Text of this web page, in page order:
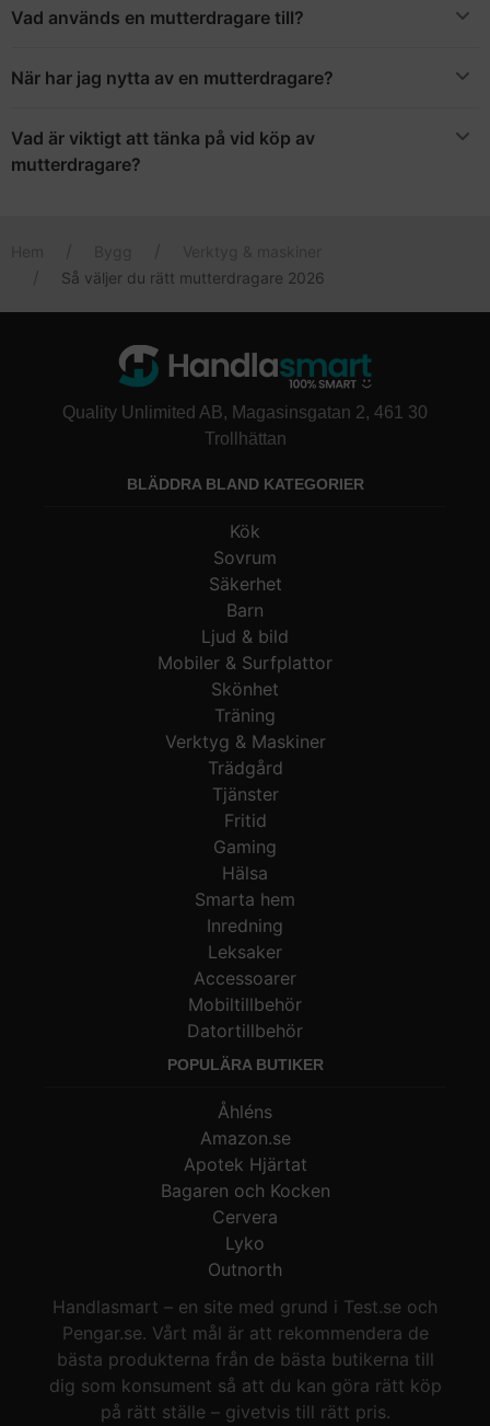
Vad används en mutterdragare till?
När har jag nytta av en mutterdragare?
sådana är vid däckbyte, cykelvård, monteringsarbeten och
byggen.
Vad är viktigt att tänka på vid köp av
mutterdragare?
Så väljer du rätt mutterdragare 2026
Quality Unlimited AB, Magasinsgatan 2, 461 30
Trollhättan
BLÄDDRA BLAND KATEGORIER
Kök
Sovrum
Säkerhet
Barn
Ljud & bild
Mobiler & Surfplattor
Skönhet
Träning
Verktyg & Maskiner
Trädgård
Tjänster
Fritid
Gaming
Hälsa
Smarta hem
Inredning
Leksaker
Accessoarer
Mobiltillbehör
Datortillbehör
POPULÄRA BUTIKER
Åhléns
Amazon.se
Apotek Hjärtat
Bagaren och Kocken
Cervera
Lyko
Outnorth
Handlasmart – en site med grund i Test.se och
Pengar.se. Vårt mål är att rekommendera de
bästa produkterna från de bästa butikerna till
dig som konsument så att du kan göra rätt köp
på rätt ställe – givetvis till rätt pris.